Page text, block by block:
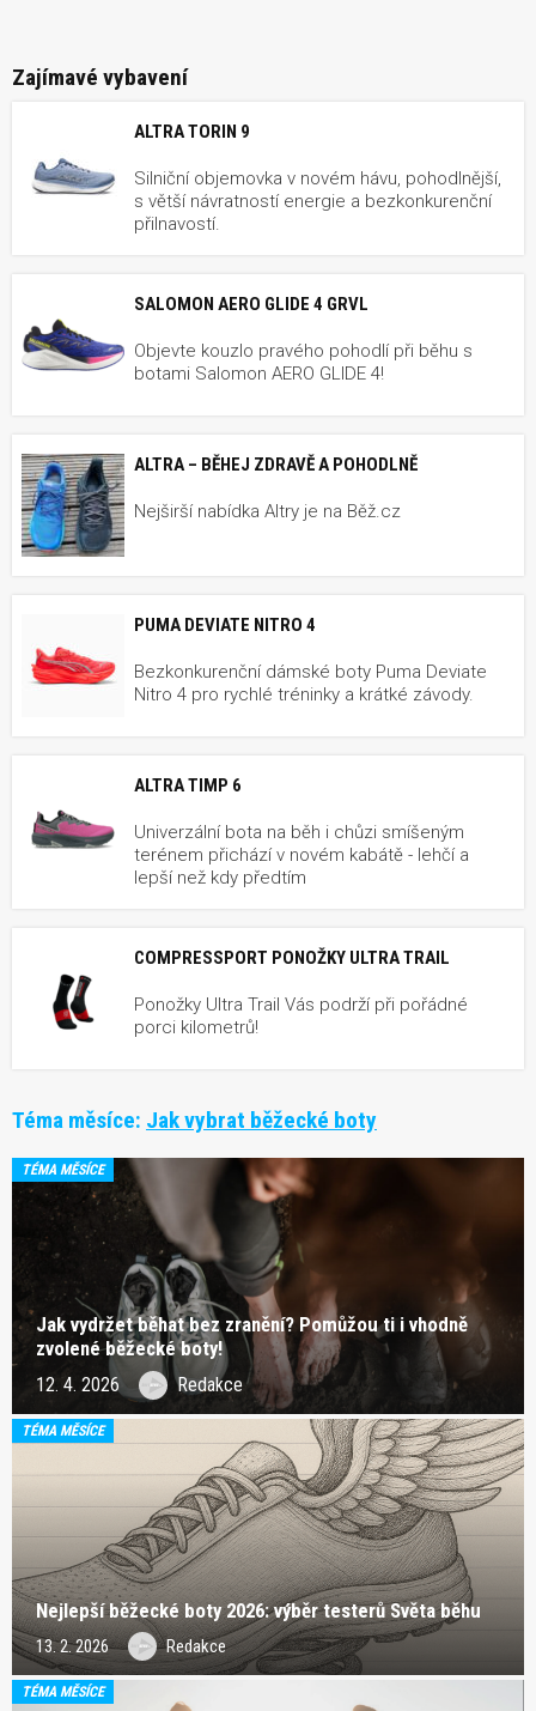
Zajímavé vybavení
ALTRA TORIN 9
Silniční objemovka v novém hávu, pohodlnější,
s větší návratností energie a bezkonkurenční
přilnavostí.
SALOMON AERO GLIDE 4 GRVL
Objevte kouzlo pravého pohodlí při běhu s
botami Salomon AERO GLIDE 4!
ALTRA – BĚHEJ ZDRAVĚ A POHODLNĚ
Nejširší nabídka Altry je na Běž.cz
PUMA DEVIATE NITRO 4
Bezkonkurenční dámské boty Puma Deviate
Nitro 4 pro rychlé tréninky a krátké závody.
ALTRA TIMP 6
Univerzální bota na běh i chůzi smíšeným
terénem přichází v novém kabátě - lehčí a
lepší než kdy předtím
COMPRESSPORT PONOŽKY ULTRA TRAIL
Ponožky Ultra Trail Vás podrží při pořádné
porci kilometrů!
Téma měsíce: Jak vybrat běžecké boty
TÉMA MĚSÍCE
Jak vydržet běhat bez zranění? Pomůžou ti i vhodně
zvolené běžecké boty!
12. 4. 2026 Redakce
TÉMA MĚSÍCE
Nejlepší běžecké boty 2026: výběr testerů Světa běhu
13. 2. 2026 Redakce
TÉMA MĚSÍCE